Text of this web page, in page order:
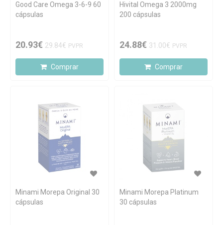
Good Care Omega 3-6-9 60
cápsulas
20.93€ 29.84€ PVPR
Comprar
Hivital Omega 3 2000mg
200 cápsulas
24.88€ 31.00€ PVPR
Comprar
Minami Morepa Original 30
cápsulas
Minami Morepa Platinum
30 cápsulas